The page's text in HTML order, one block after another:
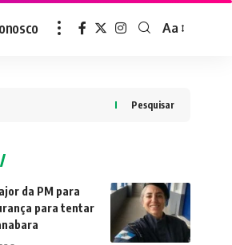
Font
Aa
Pesquisar
da PM para
para tentar